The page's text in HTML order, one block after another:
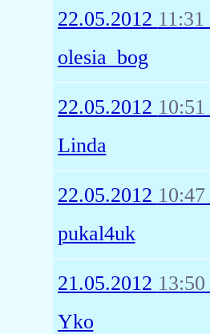
22.05.2012 11:31
olesia_bog
22.05.2012 10:51
Linda
22.05.2012 10:47
pukal4uk
21.05.2012 13:50
Yko